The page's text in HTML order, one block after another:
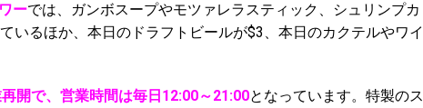
ーでは、ガンボスープやモツァレラスティック、シュリンプカ
いるほか、本日のドラフトビールが$3、本日のカクテルやワイ
開で、営業時間は毎日12:00～21:00となっています。特製のス